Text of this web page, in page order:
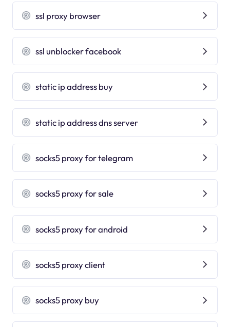
ssl proxy browser
ssl unblocker facebook
static ip address buy
static ip address dns server
socks5 proxy for telegram
socks5 proxy for sale
socks5 proxy for android
socks5 proxy client
socks5 proxy buy